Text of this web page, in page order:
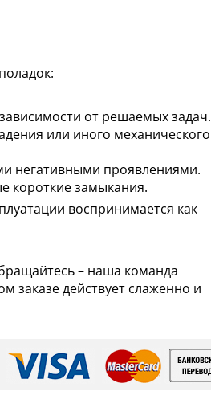
от решаемых задач.
или иного механического
негативными проявлениями.
короткие замыкания.
воспринимается как
– наша команда
заказе действует слаженно и